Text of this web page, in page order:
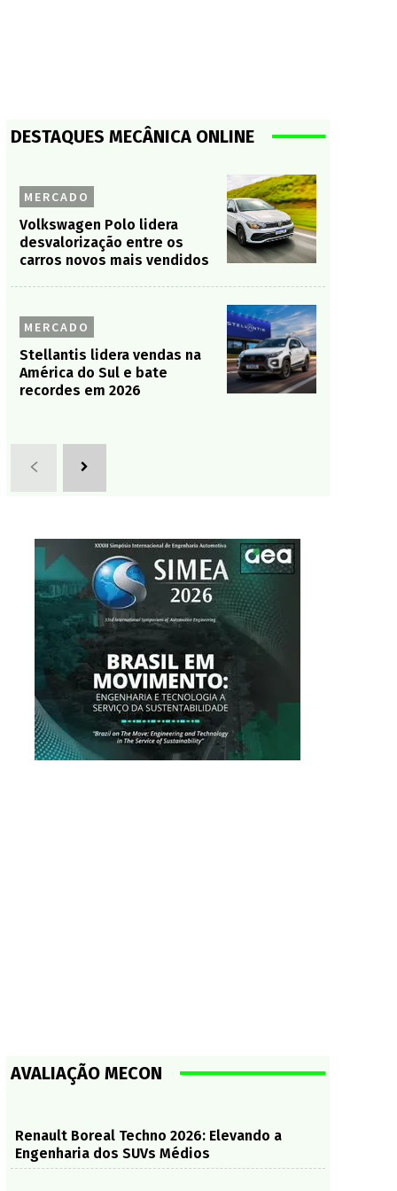
DESTAQUES MECÂNICA ONLINE
MERCADO
Volkswagen Polo lidera
desvalorização entre os
carros novos mais vendidos
MERCADO
Stellantis lidera vendas na
América do Sul e bate
recordes em 2026
AVALIAÇÃO MECON
Renault Boreal Techno 2026: Elevando a
Engenharia dos SUVs Médios